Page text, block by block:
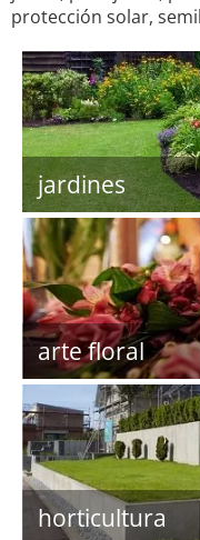
protección solar,
jardines
arte floral
horticultura